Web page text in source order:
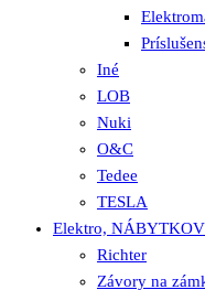
Iné
LOB
Nuki
O&C
Tedee
TESLA
Elektro,
Richter
Závory na